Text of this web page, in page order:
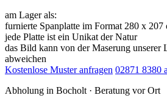
am Lager als:
furnierte Spanplatte im Format 280 x 207
jede Platte ist ein Unikat der Natur
das Bild kann von der Maserung unserer
abweichen
Kostenlose Muster anfragen 02871 8380
Abholung in Bocholt · Beratung vor Ort